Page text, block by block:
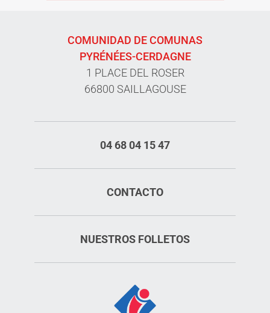
COMUNIDAD DE COMUNAS
PYRÉNÉES-CERDAGNE
1 PLACE DEL ROSER
66800 SAILLAGOUSE
04 68 04 15 47
CONTACTO
NUESTROS FOLLETOS